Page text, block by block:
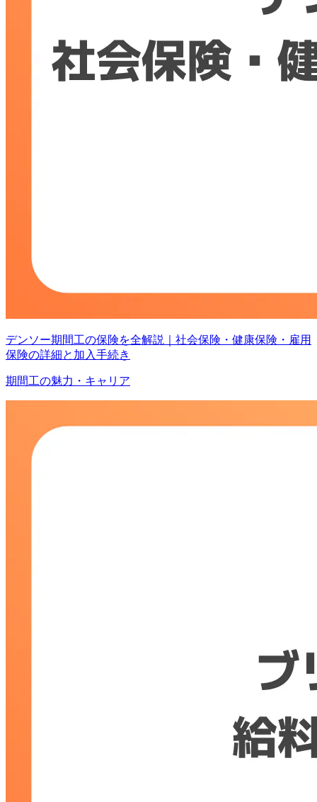
デンソー期間工の保険を全解説｜社会保険・健康保険・雇用
保険の詳細と加入手続き
期間工の魅力・キャリア